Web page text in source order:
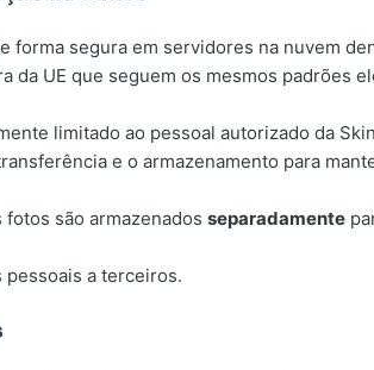
forma segura em servidores na nuvem
da UE que seguem os mesmos padrões
limitado ao pessoal autorizado da
e o armazenamento para
fotos são armazenadosseparadamente
pessoais a terceiros.